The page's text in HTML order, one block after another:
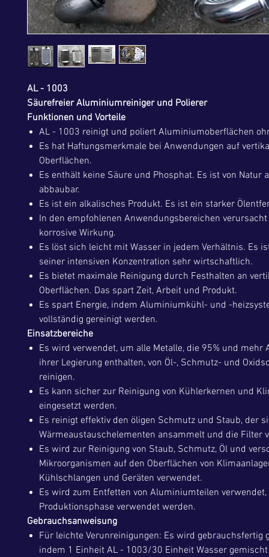
AL - 1003
Säurefreier Aluminiumreiniger und Polierer
Funktionen und Vorteile
AL - 1003 reinigt und poliert Aluminiumoberflächen
Es hat Haftungsmerkmale bei Anwendungen auf
Oberflächen.
Es enthält keine Säure und Phosphat. Es ist von Natur
abbaubar.
Es ist ein alkalisches Produkt. Es ist ein starker
In den empfohlenen Anwendungsbereichen
korrosive Wirkung.
Es löst sich leicht mit Wasser in jedem Verhältnis. Es
seiner intensiven Konzentration sehr wirtschaftlich.
Es bietet maximale Reinigung durch Festhalten an
Oberflächen. Das spart Zeit, Arbeit und Produkt.
Es spart Energie, indem Aluminiumkühl- und -
vollständig gereinigt werden.
Einsatzbereiche
Es wird verwendet, um alle Metalle, die 95% und mehr
ihrer Legierung enthalten, von Öl-, Schmutz- und
reinigen.
Es kann sicher zur Reinigung von Kühlerkernen und
eingesetzt werden.
Es reinigt effektiv den öligen Schmutz und Staub, der
Wärmeaustauschelementen ansammelt und die Filter
Es wird zur Reinigung von Staub, Schmutz, Öl und
Mikroorganismen auf den Oberflächen von
Kühlschlangen und Geräten verwendet.
Es wird zum Entfetten von Aluminiumteilen
Produktionsphase verwendet werden.
Gebrauchsanweisung
Für leichte Verunreinigungen: Es wird gebrauchsfertig
indem 1 Einheit AL - 1003/30 Einheit Wasser